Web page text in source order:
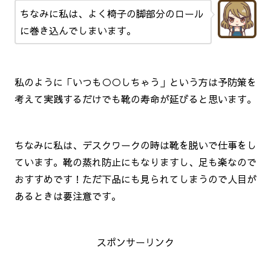
ちなみに私は、よく椅子の脚部分のロール
に巻き込んでしまいます。
私のように「いつも○○しちゃう」という方は予防策を
考えて実践するだけでも靴の寿命が延びると思います。
ちなみに私は、デスクワークの時は靴を脱いで仕事をし
ています。靴の蒸れ防止にもなりますし、足も楽なので
おすすめです！ただ下品にも見られてしまうので人目が
あるときは要注意です。
スポンサーリンク